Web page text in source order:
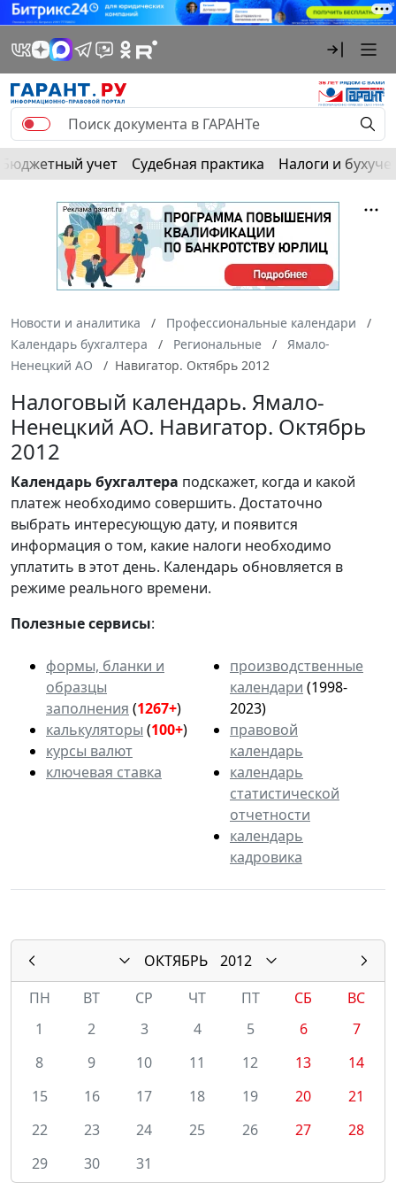
Бюджетный учет Судебная практика Налоги и
Новости и аналитика
Профессиональные календари
Календарь бухгалтера
Региональные
Ямало-
Ненецкий АО
Навигатор. Октябрь 2012
Налоговый календарь. Ямало-
Ненецкий АО. Навигатор. Октябрь
2012
Календарьбухгалтера подскажет, когда и какой
платеж необходимо совершить. Достаточно
выбрать интересующую дату, и появится
информация о том, какие налоги необходимо
уплатить в этот день. Календарь обновляется в
режиме реального времени.
Полезные сервисы:
формы, бланки и
образцы
заполнения (1267+)
калькуляторы (100+)
курсы валют
ключевая ставка
производственные
календари (1998-
2023)
правовой
календарь
календарь
статистической
отчетности
календарь
кадровика
ОКТЯБРЬ
2012
ПН
ВТ СР ЧТ ПТ СБ
ВС
1
2 3 4 5 6
7
8
9 10 11 12 13
14
15
16 17 18 19 20
21
22
23 24 25 26 27
28
29
30 31